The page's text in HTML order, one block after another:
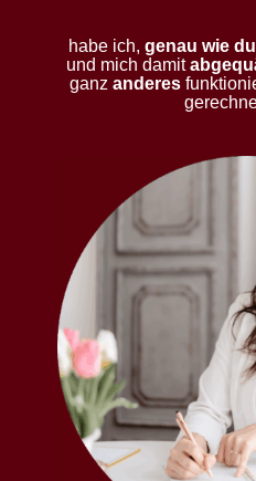
habe ich, genau wie du
und mich damit
ganzanderes